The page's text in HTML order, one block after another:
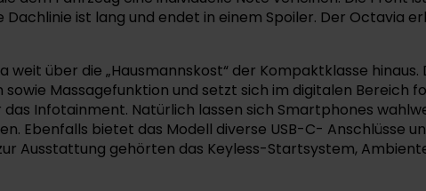
ist lang und endet in einem Spoiler. Der Octavia
über die „Hausmannskost“ der Kompaktklasse
Massagefunktion und setzt sich im digitalen Bereich
Infotainment. Natürlich lassen sich Smartphones
Ebenfalls bietet das Modell diverse USB-C- Anschlüsse
Ausstattung gehörten das Keyless-Startsystem,